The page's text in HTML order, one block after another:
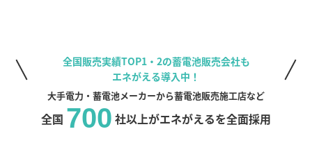
全国販売実績TOP1・2の蓄電池販売会社も
エネがえる導入中！
大手電力・蓄電池メーカーから蓄電池販売施工店など
全国 700 社以上がエネがえるを全面採用